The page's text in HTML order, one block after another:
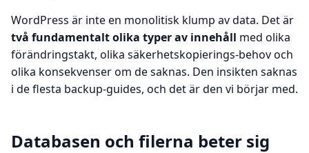
WordPress är inte en monolitisk klump av data. Det är
två fundamentalt olika typer av innehåll med olika
förändringstakt, olika säkerhetskopierings-behov och
olika konsekvenser om de saknas. Den insikten saknas
i de flesta backup-guides, och det är den vi börjar med.
Databasen och filerna beter sig